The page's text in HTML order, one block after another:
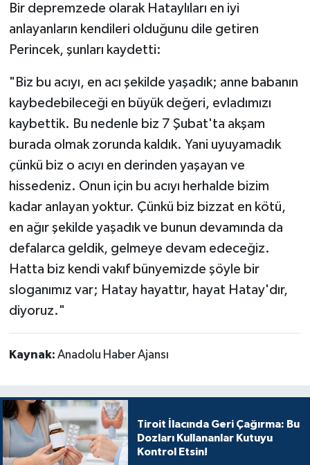
Bir depremzede olarak Hataylıları en iyi
anlayanların kendileri olduğunu dile getiren
Perincek, şunları kaydetti:
"Biz bu acıyı, en acı şekilde yaşadık; anne babanın
kaybedebileceği en büyük değeri, evladımızı
kaybettik. Bu nedenle biz 7 Şubat'ta akşam
burada olmak zorunda kaldık. Yani uyuyamadık
çünkü biz o acıyı en derinden yaşayan ve
hissedeniz. Onun için bu acıyı herhalde bizim
kadar anlayan yoktur. Çünkü biz bizzat en kötü,
en ağır şekilde yaşadık ve bunun devamında da
defalarca geldik, gelmeye devam edeceğiz.
Hatta biz kendi vakıf bünyemizde şöyle bir
sloganımız var; Hatay hayattır, hayat Hatay'dır,
diyoruz."
Kaynak: Anadolu Haber Ajansı
Tiroit İlacında Geri Çağırma: Bu
Dozları Kullananlar Kutuyu
Kontrol Etsin!